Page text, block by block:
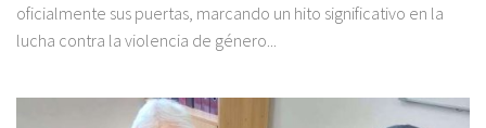
oficialmente sus puertas, marcando un hito significativo en la
lucha contra la violencia de género...